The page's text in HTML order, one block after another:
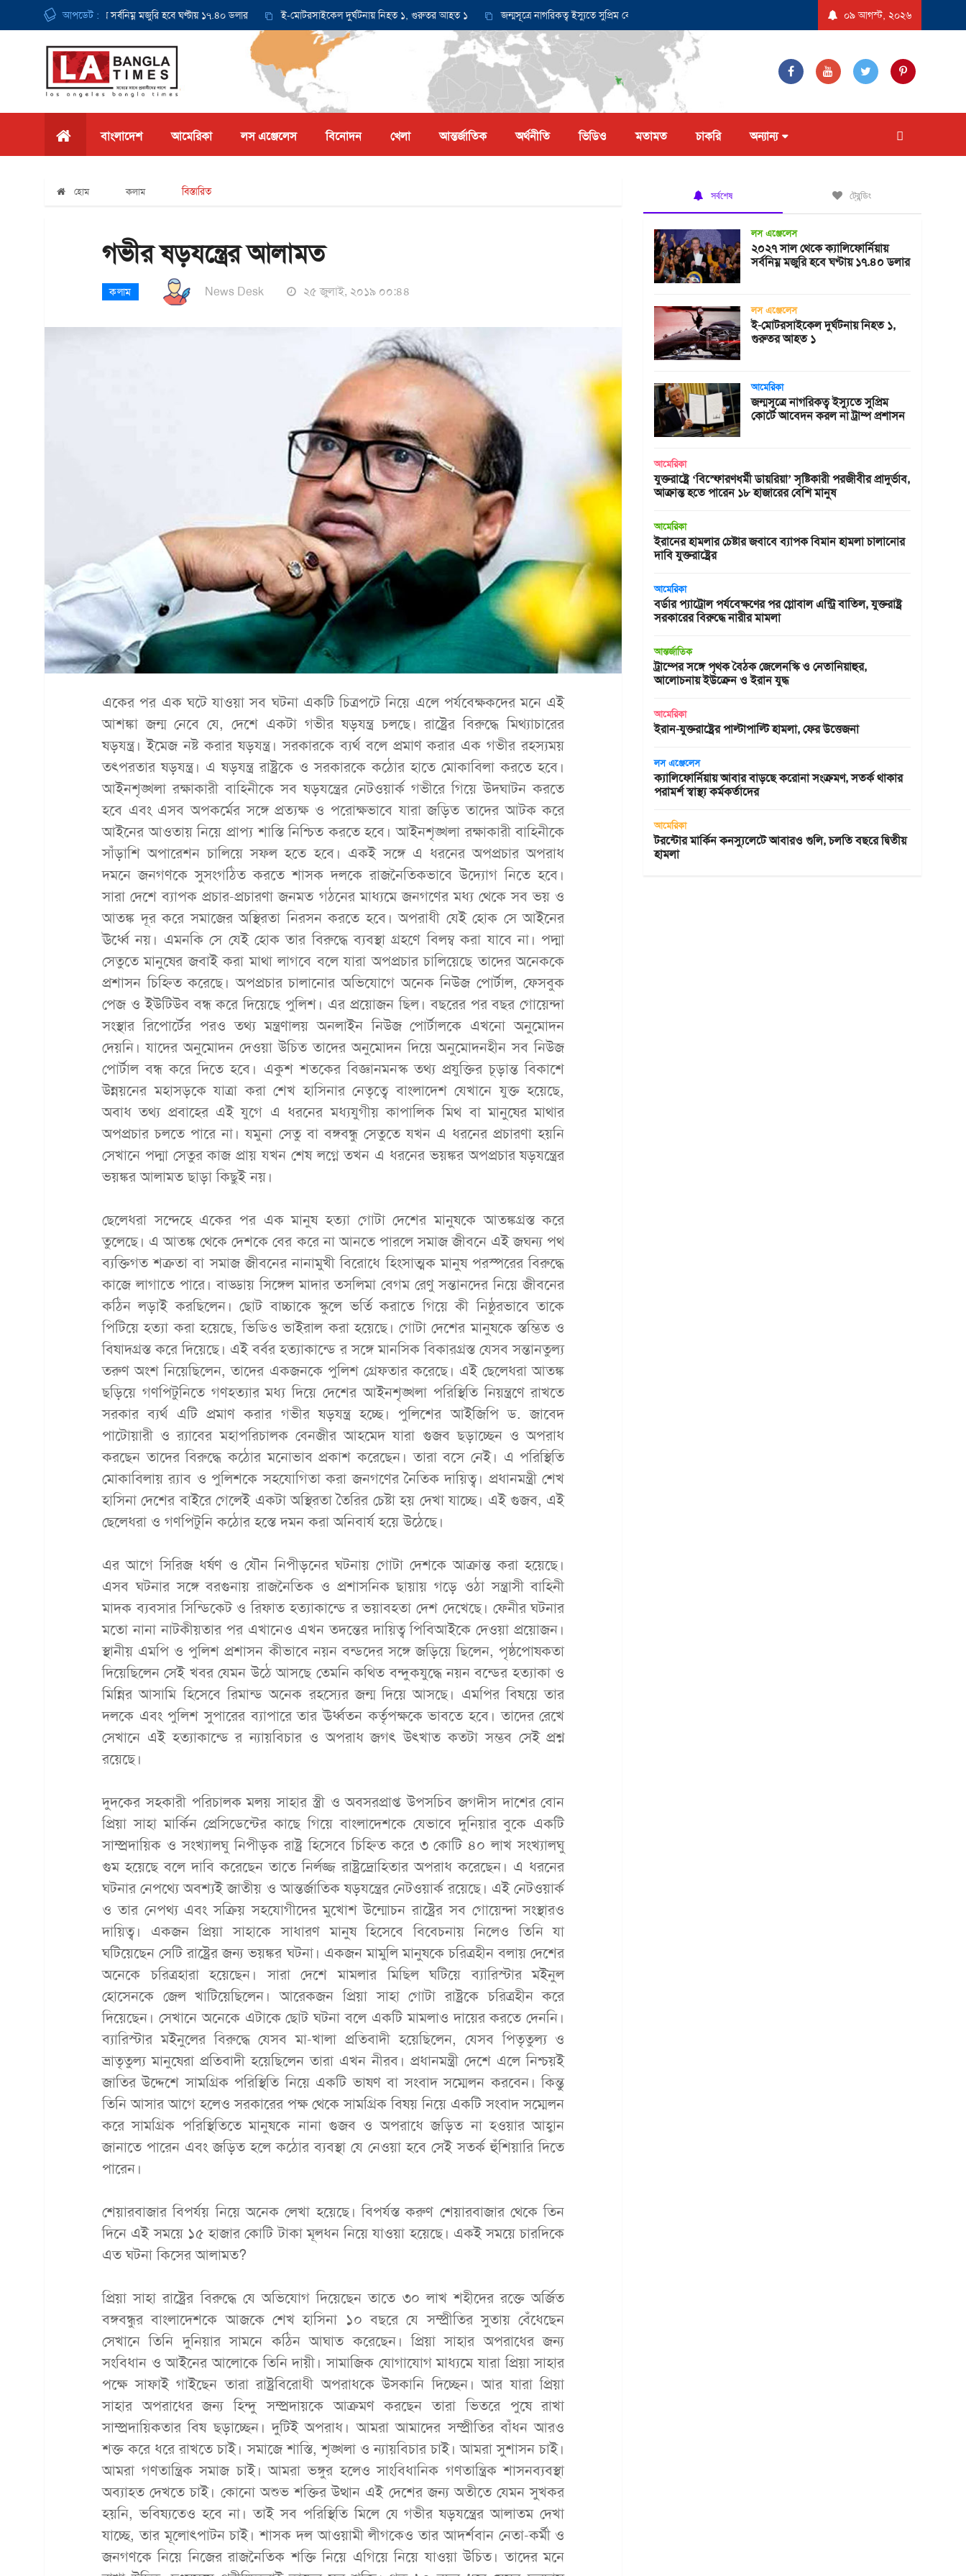
আপডেট :
ক্যালিফোর্নিয়ায় সর্বনিম্ন মজুরি হবে ঘণ্টায় ১৭.৪০ ডলার ই-মোটরসাইকেল দুর্ঘটনায় নিহত ১, গুরুতর আহত ১ জন্মসূত্রে নাগরিকত্ব ইস্যুতে সুপ্রিম কোর্টে আবেদন করল না ট্রাম্প প্রশাসন যুক্তরাষ্ট্রে ‘বিস্ফোরণধর্মী ডায়রিয়া’ সৃষ্টিকারী
০৯ আগস্ট, ২০২৬
বাংলাদেশ আমেরিকা লস এঞ্জেলেস বিনোদন খেলা আন্তর্জাতিক অর্থনীতি ভিডিও মতামত চাকরি অন্যান্য
হোম কলাম বিস্তারিত
গভীর ষড়যন্ত্রের আলামত
কলাম News Desk ২৫ জুলাই, ২০১৯ ০০:৪৪
একের পর এক ঘটে যাওয়া সব ঘটনা একটি চিত্রপটে নিয়ে এলে পর্যবেক্ষকদের মনে এই
আশঙ্কা জন্ম নেবে যে, দেশে একটা গভীর ষড়যন্ত্র চলছে। রাষ্ট্রের বিরুদ্ধে মিথ্যাচারের
ষড়যন্ত্র। ইমেজ নষ্ট করার ষড়যন্ত্র। সরকারকে ব্যর্থ বলে প্রমাণ করার এক গভীর রহস্যময়
তৎপরতার ষড়যন্ত্র। এ ষড়যন্ত্র রাষ্ট্রকে ও সরকারকে কঠোর হাতে মোকাবিলা করতে হবে।
আইনশৃঙ্খলা রক্ষাকারী বাহিনীকে সব ষড়যন্ত্রের নেটওয়ার্ক গভীরে গিয়ে উদ্ঘাটন করতে
হবে এবং এসব অপকর্মের সঙ্গে প্রত্যক্ষ ও পরোক্ষভাবে যারা জড়িত তাদের আটক করে
আইনের আওতায় নিয়ে প্রাপ্য শাস্তি নিশ্চিত করতে হবে। আইনশৃঙ্খলা রক্ষাকারী বাহিনীকে
সাঁড়াশি অপারেশন চালিয়ে সফল হতে হবে। একই সঙ্গে এ ধরনের অপপ্রচার অপরাধ
দমনে জনগণকে সুসংগঠিত করতে শাসক দলকে রাজনৈতিকভাবে উদ্যোগ নিতে হবে।
সারা দেশে ব্যাপক প্রচার-প্রচারণা জনমত গঠনের মাধ্যমে জনগণের মধ্য থেকে সব ভয় ও
আতঙ্ক দূর করে সমাজের অস্থিরতা নিরসন করতে হবে। অপরাধী যেই হোক সে আইনের
ঊর্ধ্বে নয়। এমনকি সে যেই হোক তার বিরুদ্ধে ব্যবস্থা গ্রহণে বিলম্ব করা যাবে না। পদ্মা
সেতুতে মানুষের জবাই করা মাথা লাগবে বলে যারা অপপ্রচার চালিয়েছে তাদের অনেককে
প্রশাসন চিহ্নিত করেছে। অপপ্রচার চালানোর অভিযোগে অনেক নিউজ পোর্টাল, ফেসবুক
পেজ ও ইউটিউব বন্ধ করে দিয়েছে পুলিশ। এর প্রয়োজন ছিল। বছরের পর বছর গোয়েন্দা
সংস্থার রিপোর্টের পরও তথ্য মন্ত্রণালয় অনলাইন নিউজ পোর্টালকে এখনো অনুমোদন
দেয়নি। যাদের অনুমোদন দেওয়া উচিত তাদের অনুমোদন দিয়ে অনুমোদনহীন সব নিউজ
পোর্টাল বন্ধ করে দিতে হবে। একুশ শতকের বিজ্ঞানমনস্ক তথ্য প্রযুক্তির চূড়ান্ত বিকাশে
উন্নয়নের মহাসড়কে যাত্রা করা শেখ হাসিনার নেতৃত্বে বাংলাদেশ যেখানে যুক্ত হয়েছে,
অবাধ তথ্য প্রবাহের এই যুগে এ ধরনের মধ্যযুগীয় কাপালিক মিথ বা মানুষের মাথার
অপপ্রচার চলতে পারে না। যমুনা সেতু বা বঙ্গবন্ধু সেতুতে যখন এ ধরনের প্রচারণা হয়নি
সেখানে পদ্মা সেতুর কাজ প্রায় যখন শেষ লগ্নে তখন এ ধরনের ভয়ঙ্কর অপপ্রচার ষড়যন্ত্রের
ভয়ঙ্কর আলামত ছাড়া কিছুই নয়।
ছেলেধরা সন্দেহে একের পর এক মানুষ হত্যা গোটা দেশের মানুষকে আতঙ্কগ্রস্ত করে
তুলেছে। এ আতঙ্ক থেকে দেশকে বের করে না আনতে পারলে সমাজ জীবনে এই জঘন্য পথ
ব্যক্তিগত শত্রুতা বা সমাজ জীবনের নানামুখী বিরোধে হিংসাত্মক মানুষ পরস্পরের বিরুদ্ধে
কাজে লাগাতে পারে। বাড্ডায় সিঙ্গেল মাদার তসলিমা বেগম রেণু সন্তানদের নিয়ে জীবনের
কঠিন লড়াই করছিলেন। ছোট বাচ্চাকে স্কুলে ভর্তি করাতে গিয়ে কী নিষ্ঠুরভাবে তাকে
পিটিয়ে হত্যা করা হয়েছে, ভিডিও ভাইরাল করা হয়েছে। গোটা দেশের মানুষকে স্তম্ভিত ও
বিষাদগ্রস্ত করে দিয়েছে। এই বর্বর হত্যাকান্ডে র সঙ্গে মানসিক বিকারগ্রস্ত যেসব সন্তানতুল্য
তরুণ অংশ নিয়েছিলেন, তাদের একজনকে পুলিশ গ্রেফতার করেছে। এই ছেলেধরা আতঙ্ক
ছড়িয়ে গণপিটুনিতে গণহত্যার মধ্য দিয়ে দেশের আইনশৃঙ্খলা পরিস্থিতি নিয়ন্ত্রণে রাখতে
সরকার ব্যর্থ এটি প্রমাণ করার গভীর ষড়যন্ত্র হচ্ছে। পুলিশের আইজিপি ড. জাবেদ
পাটোয়ারী ও র‌্যাবের মহাপরিচালক বেনজীর আহমেদ যারা গুজব ছড়াচ্ছেন ও অপরাধ
করছেন তাদের বিরুদ্ধে কঠোর মনোভাব প্রকাশ করেছেন। তারা বসে নেই। এ পরিস্থিতি
মোকাবিলায় র‌্যাব ও পুলিশকে সহযোগিতা করা জনগণের নৈতিক দায়িত্ব। প্রধানমন্ত্রী শেখ
হাসিনা দেশের বাইরে গেলেই একটা অস্থিরতা তৈরির চেষ্টা হয় দেখা যাচ্ছে। এই গুজব, এই
ছেলেধরা ও গণপিটুনি কঠোর হস্তে দমন করা অনিবার্য হয়ে উঠেছে।
এর আগে সিরিজ ধর্ষণ ও যৌন নিপীড়নের ঘটনায় গোটা দেশকে আক্রান্ত করা হয়েছে।
এসব ঘটনার সঙ্গে বরগুনায় রাজনৈতিক ও প্রশাসনিক ছায়ায় গড়ে ওঠা সন্ত্রাসী বাহিনী
মাদক ব্যবসার সিন্ডিকেট ও রিফাত হত্যাকান্ডে র ভয়াবহতা দেশ দেখেছে। ফেনীর ঘটনার
মতো নানা নাটকীয়তার পর এখানেও এখন তদন্তের দায়িত্ব পিবিআইকে দেওয়া প্রয়োজন।
স্থানীয় এমপি ও পুলিশ প্রশাসন কীভাবে নয়ন বন্ডদের সঙ্গে জড়িয়ে ছিলেন, পৃষ্ঠপোষকতা
দিয়েছিলেন সেই খবর যেমন উঠে আসছে তেমনি কথিত বন্দুকযুদ্ধে নয়ন বন্ডের হত্যাকা ও
মিন্নির আসামি হিসেবে রিমান্ড অনেক রহস্যের জন্ম দিয়ে আসছে। এমপির বিষয়ে তার
দলকে এবং পুলিশ সুপারের ব্যাপারে তার ঊর্ধ্বতন কর্তৃপক্ষকে ভাবতে হবে। তাদের রেখে
সেখানে এই হত্যাকান্ডে র ন্যায়বিচার ও অপরাধ জগৎ উৎখাত কতটা সম্ভব সেই প্রশ্ন
রয়েছে।
দুদকের সহকারী পরিচালক মলয় সাহার স্ত্রী ও অবসরপ্রাপ্ত উপসচিব জগদীস দাশের বোন
প্রিয়া সাহা মার্কিন প্রেসিডেন্টের কাছে গিয়ে বাংলাদেশকে যেভাবে দুনিয়ার বুকে একটি
সাম্প্রদায়িক ও সংখ্যালঘু নিপীড়ক রাষ্ট্র হিসেবে চিহ্নিত করে ৩ কোটি ৪০ লাখ সংখ্যালঘু
গুম হয়েছে বলে দাবি করেছেন তাতে নির্লজ্জ রাষ্ট্রদ্রোহিতার অপরাধ করেছেন। এ ধরনের
ঘটনার নেপথ্যে অবশ্যই জাতীয় ও আন্তর্জাতিক ষড়যন্ত্রের নেটওয়ার্ক রয়েছে। এই নেটওয়ার্ক
ও তার নেপথ্য এবং সক্রিয় সহযোগীদের মুখোশ উন্মোচন রাষ্ট্রের সব গোয়েন্দা সংস্থারও
দায়িত্ব। একজন প্রিয়া সাহাকে সাধারণ মানুষ হিসেবে বিবেচনায় নিলেও তিনি যা
ঘটিয়েছেন সেটি রাষ্ট্রের জন্য ভয়ঙ্কর ঘটনা। একজন মামুলি মানুষকে চরিত্রহীন বলায় দেশের
অনেকে চরিত্রহারা হয়েছেন। সারা দেশে মামলার মিছিল ঘটিয়ে ব্যারিস্টার মইনুল
হোসেনকে জেল খাটিয়েছিলেন। আরেকজন প্রিয়া সাহা গোটা রাষ্ট্রকে চরিত্রহীন করে
দিয়েছেন। সেখানে অনেকে এটাকে ছোট ঘটনা বলে একটি মামলাও দায়ের করতে দেননি।
ব্যারিস্টার মইনুলের বিরুদ্ধে যেসব মা-খালা প্রতিবাদী হয়েছিলেন, যেসব পিতৃতুল্য ও
ভ্রাতৃতুল্য মানুষেরা প্রতিবাদী হয়েছিলেন তারা এখন নীরব। প্রধানমন্ত্রী দেশে এলে নিশ্চয়ই
জাতির উদ্দেশে সামগ্রিক পরিস্থিতি নিয়ে একটি ভাষণ বা সংবাদ সম্মেলন করবেন। কিন্তু
তিনি আসার আগে হলেও সরকারের পক্ষ থেকে সামগ্রিক বিষয় নিয়ে একটি সংবাদ সম্মেলন
করে সামগ্রিক পরিস্থিতিতে মানুষকে নানা গুজব ও অপরাধে জড়িত না হওয়ার আহ্বান
জানাতে পারেন এবং জড়িত হলে কঠোর ব্যবস্থা যে নেওয়া হবে সেই সতর্ক হুঁশিয়ারি দিতে
পারেন।
শেয়ারবাজার বিপর্যয় নিয়ে অনেক লেখা হয়েছে। বিপর্যস্ত করুণ শেয়ারবাজার থেকে তিন
দিনে এই সময়ে ১৫ হাজার কোটি টাকা মূলধন নিয়ে যাওয়া হয়েছে। একই সময়ে চারদিকে
এত ঘটনা কিসের আলামত?
প্রিয়া সাহা রাষ্ট্রের বিরুদ্ধে যে অভিযোগ দিয়েছেন তাতে ৩০ লাখ শহীদের রক্তে অর্জিত
বঙ্গবন্ধুর বাংলাদেশকে আজকে শেখ হাসিনা ১০ বছরে যে সম্প্রীতির সুতায় বেঁধেছেন
সেখানে তিনি দুনিয়ার সামনে কঠিন আঘাত করেছেন। প্রিয়া সাহার অপরাধের জন্য
সংবিধান ও আইনের আলোকে তিনি দায়ী। সামাজিক যোগাযোগ মাধ্যমে যারা প্রিয়া সাহার
পক্ষে সাফাই গাইছেন তারা রাষ্ট্রবিরোধী অপরাধকে উসকানি দিচ্ছেন। আর যারা প্রিয়া
সাহার অপরাধের জন্য হিন্দু সম্প্রদায়কে আক্রমণ করছেন তারা ভিতরে পুষে রাখা
সাম্প্রদায়িকতার বিষ ছড়াচ্ছেন। দুটিই অপরাধ। আমরা আমাদের সম্প্রীতির বাঁধন আরও
শক্ত করে ধরে রাখতে চাই। সমাজে শাস্তি, শৃঙ্খলা ও ন্যায়বিচার চাই। আমরা সুশাসন চাই।
আমরা গণতান্ত্রিক সমাজ চাই। আমরা ভঙ্গুর হলেও সাংবিধানিক গণতান্ত্রিক শাসনব্যবস্থা
অব্যাহত দেখতে চাই। কোনো অশুভ শক্তির উত্থান এই দেশের জন্য অতীতে যেমন সুখকর
হয়নি, ভবিষ্যতেও হবে না। তাই সব পরিস্থিতি মিলে যে গভীর ষড়যন্ত্রের আলাতম দেখা
যাচ্ছে, তার মূলোৎপাটন চাই। শাসক দল আওয়ামী লীগকেও তার আদর্শবান নেতা-কর্মী ও
জনগণকে নিয়ে নিজের রাজনৈতিক শক্তি নিয়ে এগিয়ে নিয়ে যাওয়া উচিত। তাদের মনে
সর্বশেষ ট্রেন্ডিং
লস এঞ্জেলেস
২০২৭ সাল থেকে ক্যালিফোর্নিয়ায়
সর্বনিম্ন মজুরি হবে ঘণ্টায় ১৭.৪০ ডলার
লস এঞ্জেলেস
ই-মোটরসাইকেল দুর্ঘটনায় নিহত ১,
গুরুতর আহত ১
আমেরিকা
জন্মসূত্রে নাগরিকত্ব ইস্যুতে সুপ্রিম
কোর্টে আবেদন করল না ট্রাম্প প্রশাসন
আমেরিকা
যুক্তরাষ্ট্রে ‘বিস্ফোরণধর্মী ডায়রিয়া’ সৃষ্টিকারী পরজীবীর প্রাদুর্ভাব,
আক্রান্ত হতে পারেন ১৮ হাজারের বেশি মানুষ
আমেরিকা
ইরানের হামলার চেষ্টার জবাবে ব্যাপক বিমান হামলা চালানোর
দাবি যুক্তরাষ্ট্রের
আমেরিকা
বর্ডার প্যাট্রোল পর্যবেক্ষণের পর গ্লোবাল এন্ট্রি বাতিল, যুক্তরাষ্ট্র
সরকারের বিরুদ্ধে নারীর মামলা
আন্তর্জাতিক
ট্রাম্পের সঙ্গে পৃথক বৈঠক জেলেনস্কি ও নেতানিয়াহুর,
আলোচনায় ইউক্রেন ও ইরান যুদ্ধ
আমেরিকা
ইরান-যুক্তরাষ্ট্রের পাল্টাপাল্টি হামলা, ফের উত্তেজনা
লস এঞ্জেলেস
ক্যালিফোর্নিয়ায় আবার বাড়ছে করোনা সংক্রমণ, সতর্ক থাকার
পরামর্শ স্বাস্থ্য কর্মকর্তাদের
আমেরিকা
টরন্টোর মার্কিন কনস্যুলেটে আবারও গুলি, চলতি বছরে দ্বিতীয়
হামলা